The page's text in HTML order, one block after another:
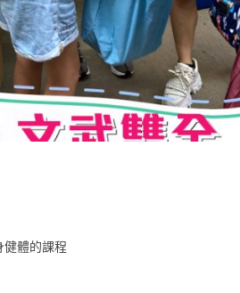
健體的課程